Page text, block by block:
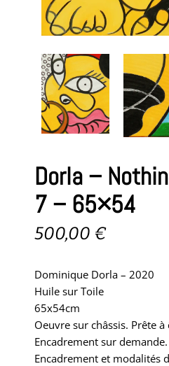
Dorla –
7 – 65×54
500,00 €
Dominique Dorla – 2020
Huile sur Toile
65x54cm
Oeuvre sur châssis. Prête à
Encadrement sur demande.
Encadrement et modalités